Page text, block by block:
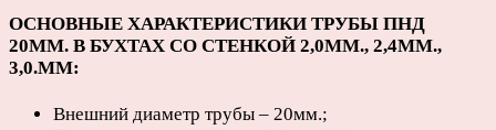
ОСНОВНЫЕ ХАРАКТЕРИСТИКИ ТРУБЫ ПНД
20ММ. В БУХТАХ СО СТЕНКОЙ 2,0ММ., 2,4ММ.,
3,0.ММ:
Внешний диаметр трубы – 20мм.;